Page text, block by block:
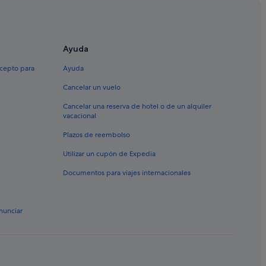
para
Ayuda
Ayuda
Cancelar un vuelo
Cancelar una reserva de hotel o de un alquiler
vacacional
Plazos de reembolso
Utilizar un cupón de Expedia
Documentos para viajes internacionales